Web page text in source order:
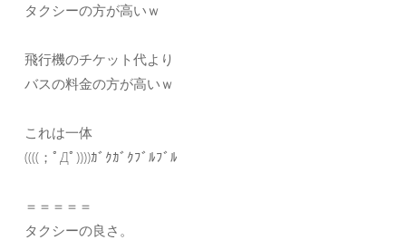
タクシーの方が高いｗ
飛行機のチケット代より
バスの料金の方が高いｗ
これは一体
((((；ﾟДﾟ))))ｶﾞｸｶﾞｸﾌﾞﾙﾌﾞﾙ
＝＝＝＝＝
タクシーの良さ。